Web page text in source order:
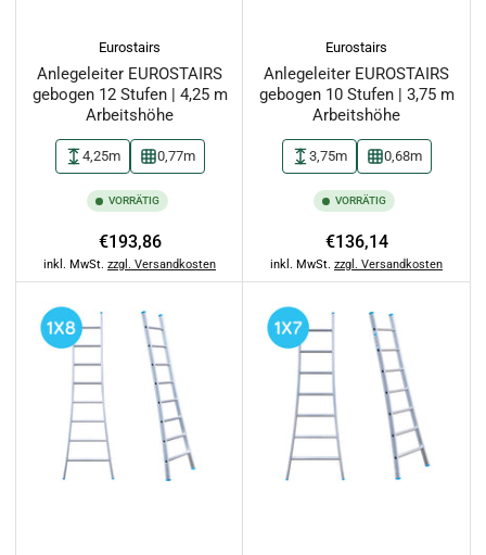
Eurostairs
Anlegeleiter EUROSTAIRS
gebogen 12 Stufen | 4,25 m
Arbeitshöhe
4,25m 0,77m
VORRÄTIG
Normaler
Preis
€193,86
inkl. MwSt. zzgl. Versandkosten
Eurostairs
Anlegeleiter EUROSTAIRS
gebogen 10 Stufen | 3,75 m
Arbeitshöhe
3,75m 0,68m
VORRÄTIG
Normaler
Preis
€136,14
inkl. MwSt. zzgl. Versandkosten